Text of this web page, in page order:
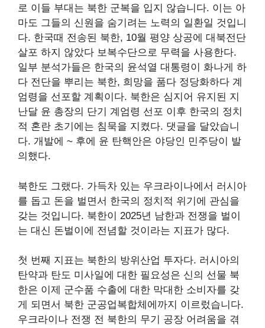
로 이들 부대는 북한 군복을 입지 않습니다. 이는 아
마도 그들의 신원을 숨기려는 노력의 일환일 것입니
다. 한국때 전송된 북한, 10월 평양 상공에 대북전단
살포 하지 않았다 보복수단으로 무력을 사용한다.
일부 분석가들은 한국의 윤석열 대통령이 화나게 하
다 전단을 뿌리는 북한, 희망을 품다 정당화하다 계
엄령을 선포할 계획이다. 북한은 심지어 유지된 지
난달 윤 총장의 단기 계엄령 선포 이후 한국의 정치
적 혼란 초기에는 침묵을 지켰다. 댓글을 달았습니
다. 개발에 ~ 후에
윤 탄핵안은 야당인 민주당이 발
의했다.
북한도 그랬다. 가득차 있는 우크라이나에서 러시아
를 돕고 돈을 벌면서 한국의 정치적 위기에 관심을
갖는 것입니다. 북한이 2025년 남한과 전쟁을 벌이
는 대신 돈벌이에 전념할 것이라는 지표가 많다.
첫 번째 지표는 북한의 방위산업 투자다. 러시아의
탄약과 탄도 미사일에 대한 필요성은 신의 선물 북
한은 이제 군수품 수출에 대한 막대한 소비자를 갖
게 되면서 북한 군공업복합체에까지 이르렀습니다.
우크라이나 전쟁 전 북한의 무기 공장 어려움을 겪